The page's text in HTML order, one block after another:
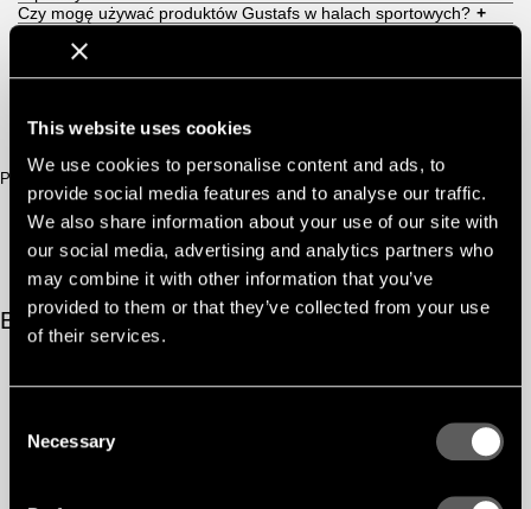
This website uses cookies
We use cookies to personalise content and ads, to
provide social media features and to analyse our traffic.
We also share information about your use of our site with
our social media, advertising and analytics partners who
may combine it with other information that you’ve
provided to them or that they’ve collected from your use
of their services.
Selection
Necessary
Czy mogę używać produktów Gustafs w halach sportowych? +
koncertowych?
+
Początek strony
Bezpieczeństwo przeciwpożarowe
A co z odstępami między żebrami liniowymi z punktu
widzenia bezpieczeństwa przeciwpożarowego?